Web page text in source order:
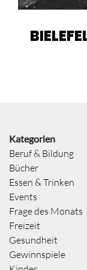
Kategorien
Beruf & Bildung
Bücher
Essen & Trinken
Events
Frage des Monats
Freizeit
Gesundheit
Gewinnspiele